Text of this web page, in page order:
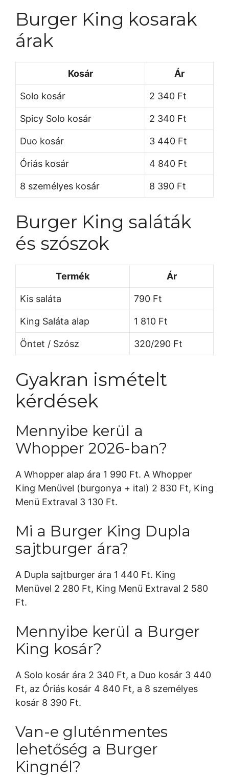
Burger King kosarak
árak
Kosár Ár
Solo kosár 2 340 Ft
Spicy Solo kosár 2 340 Ft
Duo kosár 3 440 Ft
Óriás kosár 4 840 Ft
8 személyes kosár 8 390 Ft
Burger King saláták
és szószok
Termék Ár
Kis saláta 790 Ft
King Saláta alap 1 810 Ft
Öntet / Szósz 320/290 Ft
Gyakran ismételt
kérdések
Mennyibe kerül a
Whopper 2026-ban?
A Whopper alap ára 1 990 Ft. A Whopper
King Menüvel (burgonya + ital) 2 830 Ft, King
Menü Extraval 3 130 Ft.
Mi a Burger King Dupla
sajtburger ára?
A Dupla sajtburger ára 1 440 Ft. King
Menüvel 2 280 Ft, King Menü Extraval 2 580
Ft.
Mennyibe kerül a Burger
King kosár?
A Solo kosár ára 2 340 Ft, a Duo kosár 3 440
Ft, az Óriás kosár 4 840 Ft, a 8 személyes
kosár 8 390 Ft.
Van-e gluténmentes
lehetőség a Burger
Kingnél?